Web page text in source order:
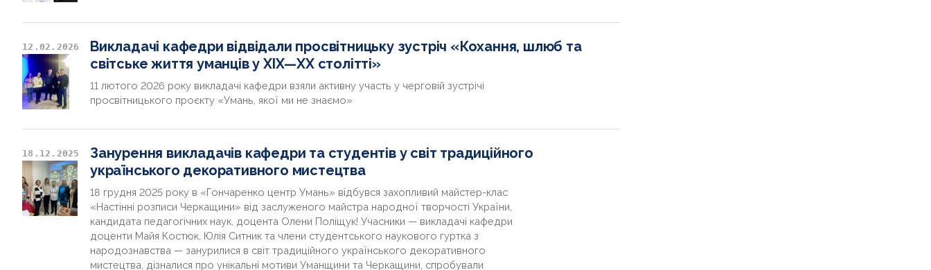
12.02.2026
Викладачі кафедри відвідали просвітницьку зустріч «Кохання, шлюб та
світське життя уманців у ХІХ—ХХ столітті»
11 лютого 2026 року викладачі кафедри взяли активну участь у черговій зустрічі
просвітницького проєкту «Умань, якої ми не знаємо»
18.12.2025
Занурення викладачів кафедри та студентів у світ традиційного
українського декоративного мистецтва
18 грудня 2025 року в «Гончаренко центр Умань» відбувся захопливий майстер-клас
«Настінні розписи Черкащини» від заслуженого майстра народної творчості України,
кандидата педагогічних наук, доцента Олени Поліщук! Учасники — викладачі кафедри
доценти Майя Костюк, Юлія Ситник та члени студентського наукового гуртка з
народознавства — занурилися в світ традиційного українського декоративного
мистецтва, дізналися про унікальні мотиви Уманщини та Черкащини, спробували